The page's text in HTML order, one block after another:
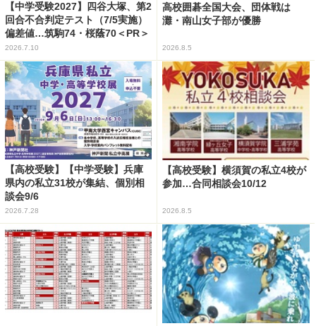
【中学受験2027】四谷大塚、第2
回合不合判定テスト（7/5実施）
偏差値…筑駒74・桜蔭70＜PR＞
2026.7.10
高校囲碁全国大会、団体戦は
灘・南山女子部が優勝
2026.8.5
【高校受験】【中学受験】兵庫
県内の私立31校が集結、個別相
談会9/6
2026.7.28
【高校受験】横須賀の私立4校が
参加…合同相談会10/12
2026.8.5